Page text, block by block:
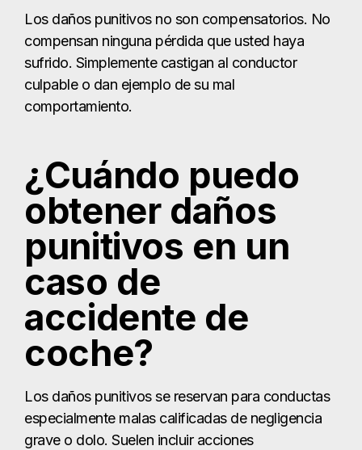
Los daños punitivos no son compensatorios. No
compensan ninguna pérdida que usted haya
sufrido. Simplemente castigan al conductor
culpable o dan ejemplo de su mal
comportamiento.
¿Cuándo puedo
obtener daños
punitivos en un
caso de
accidente de
coche?
Los daños punitivos se reservan para conductas
especialmente malas calificadas de negligencia
grave o dolo. Suelen incluir acciones